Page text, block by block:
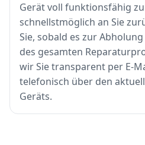
Gerät voll funktionsfähig
schnellstmöglich an Sie
Sie, sobald es zur
des gesamten
wir Sie transparent per E-
telefonisch über den
Geräts.